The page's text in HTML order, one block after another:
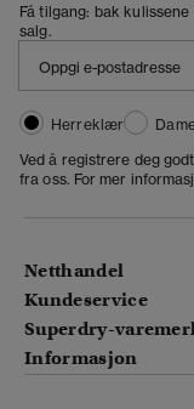
Få tilgang: bak
salg.
Herreklær
Ved å registrere deg
fra oss. For mer
Netthandel
Kundeservice
Superdry-
Informasjon